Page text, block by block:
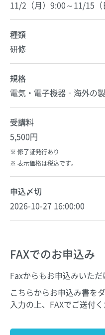
11/2（月）9:00～11/15（
種類
研修
規格
電気・電子機器‐海外の
受講料
5,500円
修了証発行あり
表示価格は税込です。
申込〆切
2026-10-27 16:00:00
FAXでのお申込み
Faxからもお申込みいただ
こちらからお申込み書を
入力の上、FAXでご送付く